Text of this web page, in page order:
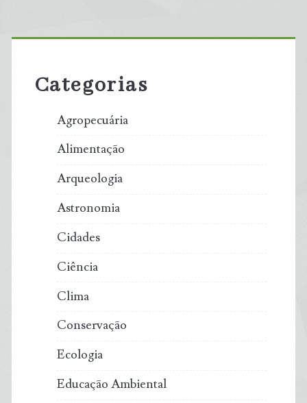
Primary
Sidebar
Categorias
Agropecuária
Alimentação
Arqueologia
Astronomia
Cidades
Ciência
Clima
Conservação
Ecologia
Educação Ambiental